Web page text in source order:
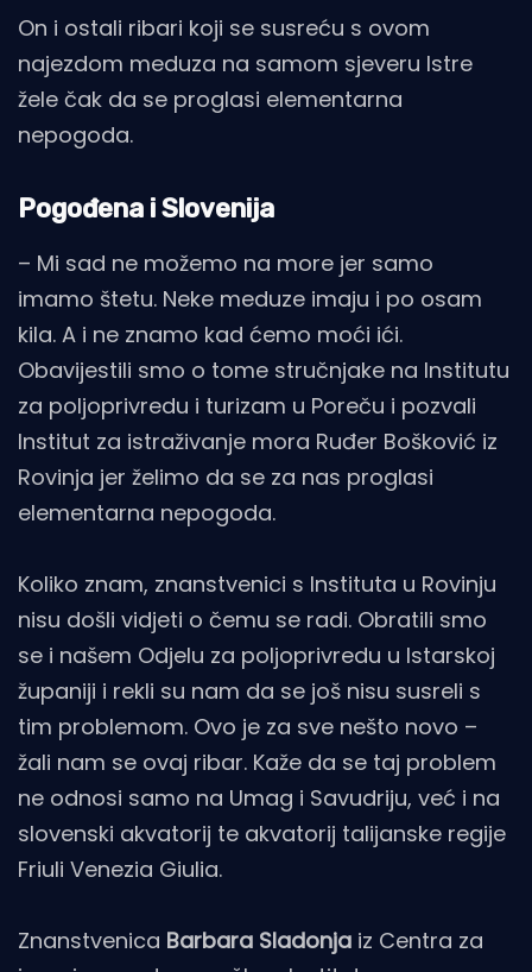
On i ostali ribari koji se susreću s ovom
najezdom meduza na samom sjeveru Istre
žele čak da se proglasi elementarna
nepogoda.
Pogođena i Slovenija
– Mi sad ne možemo na more jer samo
imamo štetu. Neke meduze imaju i po osam
kila. A i ne znamo kad ćemo moći ići.
Obavijestili smo o tome stručnjake na Institutu
za poljoprivredu i turizam u Poreču i pozvali
Institut za istraživanje mora Ruđer Bošković iz
Rovinja jer želimo da se za nas proglasi
elementarna nepogoda.
Koliko znam, znanstvenici s Instituta u Rovinju
nisu došli vidjeti o čemu se radi. Obratili smo
se i našem Odjelu za poljoprivredu u Istarskoj
županiji i rekli su nam da se još nisu susreli s
tim problemom. Ovo je za sve nešto novo –
žali nam se ovaj ribar. Kaže da se taj problem
ne odnosi samo na Umag i Savudriju, već i na
slovenski akvatorij te akvatorij talijanske regije
Friuli Venezia Giulia.
Znanstvenica Barbara Sladonja iz Centra za